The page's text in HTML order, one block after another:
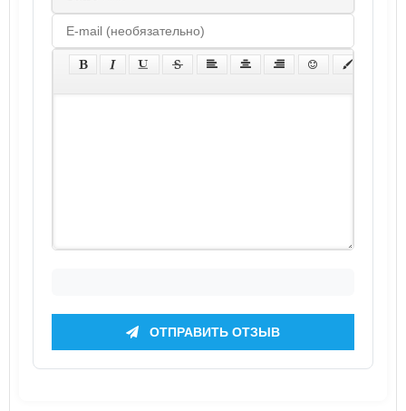
ОТПРАВИТЬ ОТЗЫВ